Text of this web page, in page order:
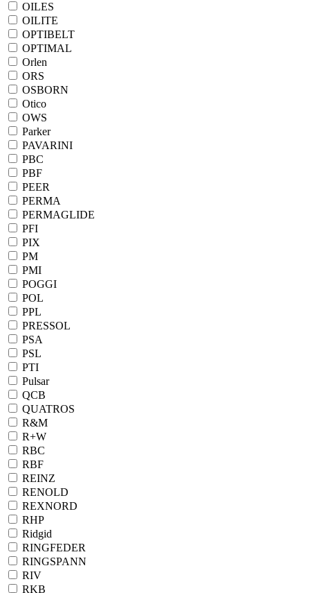
OILES
OILITE
OPTIBELT
OPTIMAL
Orlen
ORS
OSBORN
Otico
OWS
Parker
PAVARINI
PBC
PBF
PEER
PERMA
PERMAGLIDE
PFI
PIX
PM
PMI
POGGI
POL
PPL
PRESSOL
PSA
PSL
PTI
Pulsar
QCB
QUATROS
R&M
R+W
RBC
RBF
REINZ
RENOLD
REXNORD
RHP
Ridgid
RINGFEDER
RINGSPANN
RIV
RKB